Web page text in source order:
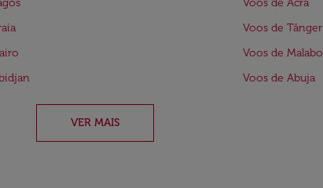
Voos de Acra
Voos de Tânger
Voos de Malabo
Voos de Abuja
VER MAIS